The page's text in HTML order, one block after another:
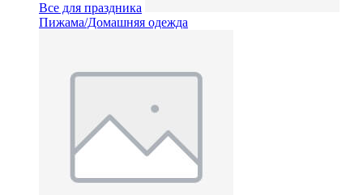
Все для праздника
Пижама/Домашняя одежда